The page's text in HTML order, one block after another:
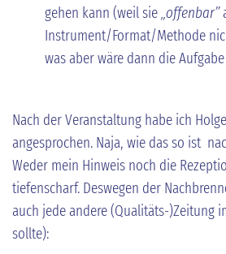
gehen kann (weil sie „offenbar”
Instrument/Format/Methode
was aber wäre dann die
Nach der Veranstaltung habe ich
angesprochen. Naja, wie das so ist
Weder mein Hinweis noch die
tiefenscharf. Deswegen der
auch jede andere (Qualitäts-)Zeitung
sollte):